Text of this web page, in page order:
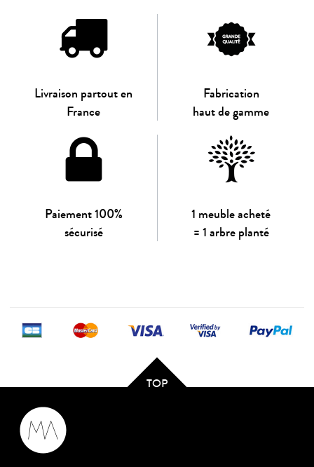
Livraison partout en
France
Fabrication
haut de gamme
Paiement 100%
sécurisé
1 meuble acheté
= 1 arbre planté
TOP